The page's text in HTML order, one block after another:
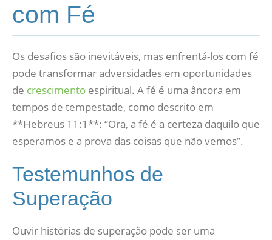
com Fé
Os desafios são inevitáveis, mas enfrentá-los com fé
pode transformar adversidades em oportunidades
de crescimento espiritual. A fé é uma âncora em
tempos de tempestade, como descrito em
**Hebreus 11:1**: “Ora, a fé é a certeza daquilo que
esperamos e a prova das coisas que não vemos”.
Testemunhos de
Superação
Ouvir histórias de superação pode ser uma